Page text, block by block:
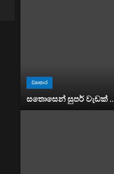
ව්‍යාපාර
සතොසෙන් සුපර් වැඩක් ..